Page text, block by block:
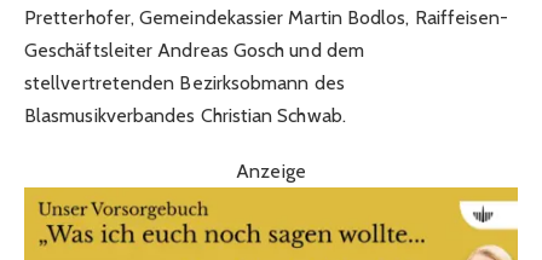
Pretterhofer, Gemeindekassier Martin Bodlos, Raiffeisen-
Geschäftsleiter Andreas Gosch und dem
stellvertretenden Bezirksobmann des
Blasmusikverbandes Christian Schwab.
Anzeige